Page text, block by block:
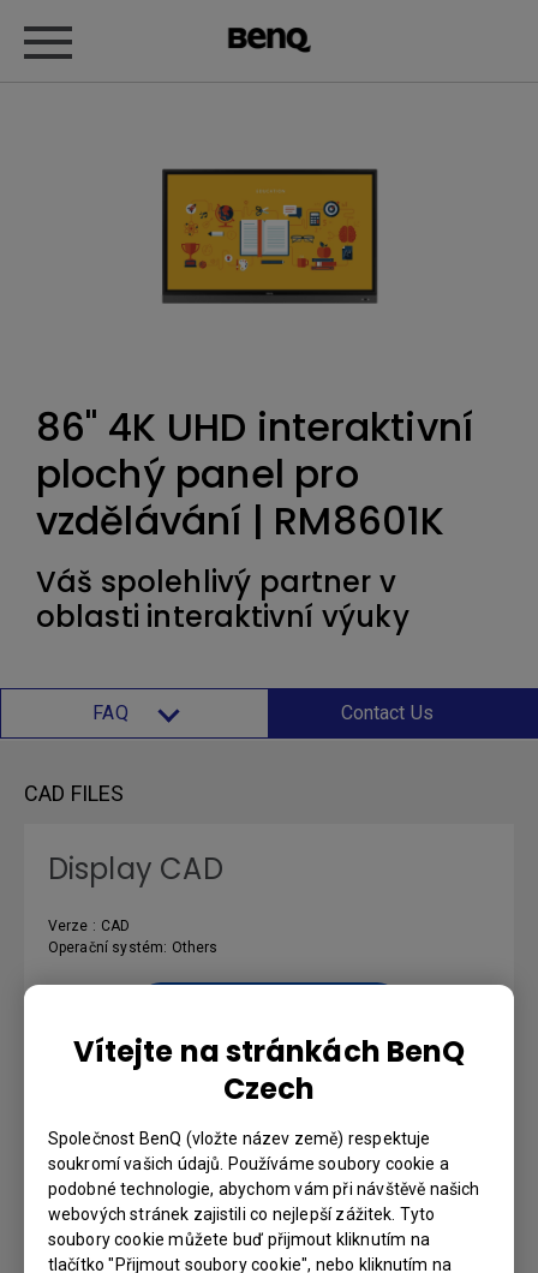
Vítejte na stránkách BenQ
Czech
Společnost BenQ (vložte název země) respektuje
soukromí vašich údajů. Používáme soubory cookie a
podobné technologie, abychom vám při návštěvě našich
webových stránek zajistili co nejlepší zážitek. Tyto
soubory cookie můžete buď přijmout kliknutím na
tlačítko "Přijmout soubory cookie", nebo kliknutím na
86" 4K UHD interaktivní
plochý panel pro
vzdělávání | RM8601K
Váš spolehlivý partner v
oblasti interaktivní výuky
FAQ Contact Us
CAD FILES
Display CAD
Verze : CAD
Operační systém: Others
RS232&LAN Command List
Verze : 2